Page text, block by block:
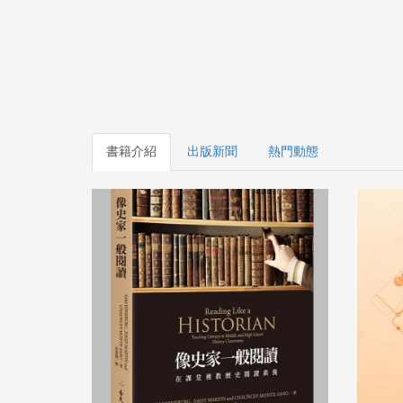
書籍介紹 出版新聞 熱門動態